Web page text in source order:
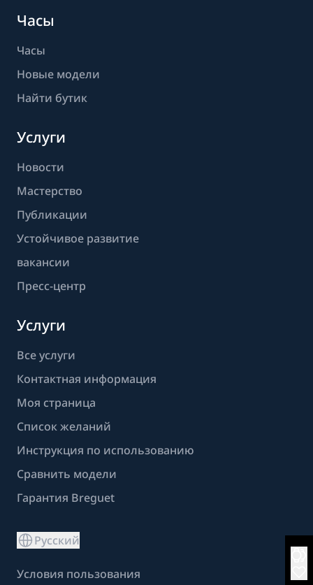
Часы
Часы
Новые модели
Найти бутик
Услуги
Новости
Мастерство
Публикации
Устойчивое развитие
вакансии
Пресс-центр
Услуги
Все услуги
Контактная информация
Моя страница
Список желаний
Инструкция по использованию
Сравнить модели
Гарантия Breguet
Русский
Условия пользования